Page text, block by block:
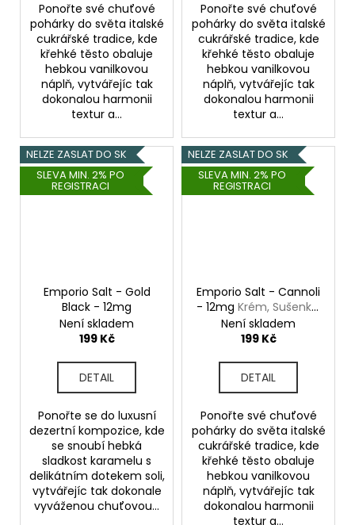
Ponořte své chuťové
pohárky do světa italské
cukrářské tradice, kde
křehké těsto obaluje
hebkou vanilkovou
náplň, vytvářejíc tak
dokonalou harmonii
textur a...
Ponořte své chuťové
pohárky do světa italské
cukrářské tradice, kde
křehké těsto obaluje
hebkou vanilkovou
náplň, vytvářejíc tak
dokonalou harmonii
textur a...
NELZE ZASLAT DO SK
SLEVA MIN. 2% PO
REGISTRACI
Emporio Salt - Gold
Black - 12mg
Není skladem
199 Kč
DETAIL
Ponořte se do luxusní
dezertní kompozice, kde
se snoubí hebká
sladkost karamelu s
delikátním dotekem soli,
vytvářejíc tak dokonale
vyváženou chuťovou...
NELZE ZASLAT DO SK
SLEVA MIN. 2% PO
REGISTRACI
Emporio Salt - Cannoli
- 12mg Krém, Sušenka,
Vanilka
Není skladem
199 Kč
DETAIL
Ponořte své chuťové
pohárky do světa italské
cukrářské tradice, kde
křehké těsto obaluje
hebkou vanilkovou
náplň, vytvářejíc tak
dokonalou harmonii
textur a...